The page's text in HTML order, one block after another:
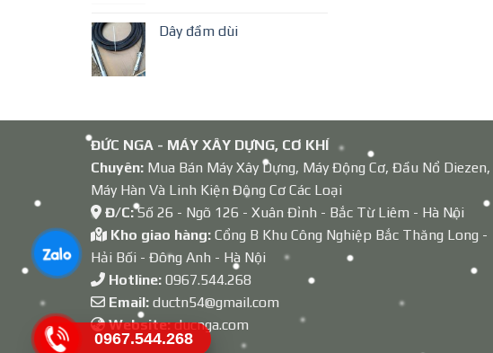
Dây đầm dùi
ĐỨC NGA - MÁY XÂY DỰNG, CƠ KHÍ
Chuyên:Mua Bán Máy Xây Dựng, Máy Động Cơ, Đầu Nổ Diezen,
Máy Hàn Và Linh Kiện Động Cơ Các Loại
Đ/C:Số 26 - Ngõ 126 - Xuân Đỉnh - Bắc Từ Liêm - Hà Nội
Kho giao hàng: Cổng B Khu Công Nghiệp Bắc Thăng Long -
Hải Bối - Đông Anh - Hà Nội
Hotline: 0967.544.268
Email: ductn54@gmail.com
Website:ducnga.com
0967.544.268